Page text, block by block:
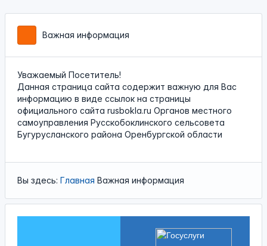
Важная информация
Уважаемый Посетитель!
Данная страница сайта содержит важную для Вас
информацию в виде ссылок на страницы
официального сайта rusbokla.ru Органов местного
самоуправления Русскобоклинского сельсовета
Бугурусланского района Оренбургской области
Вы здесь: Главная Важная информация